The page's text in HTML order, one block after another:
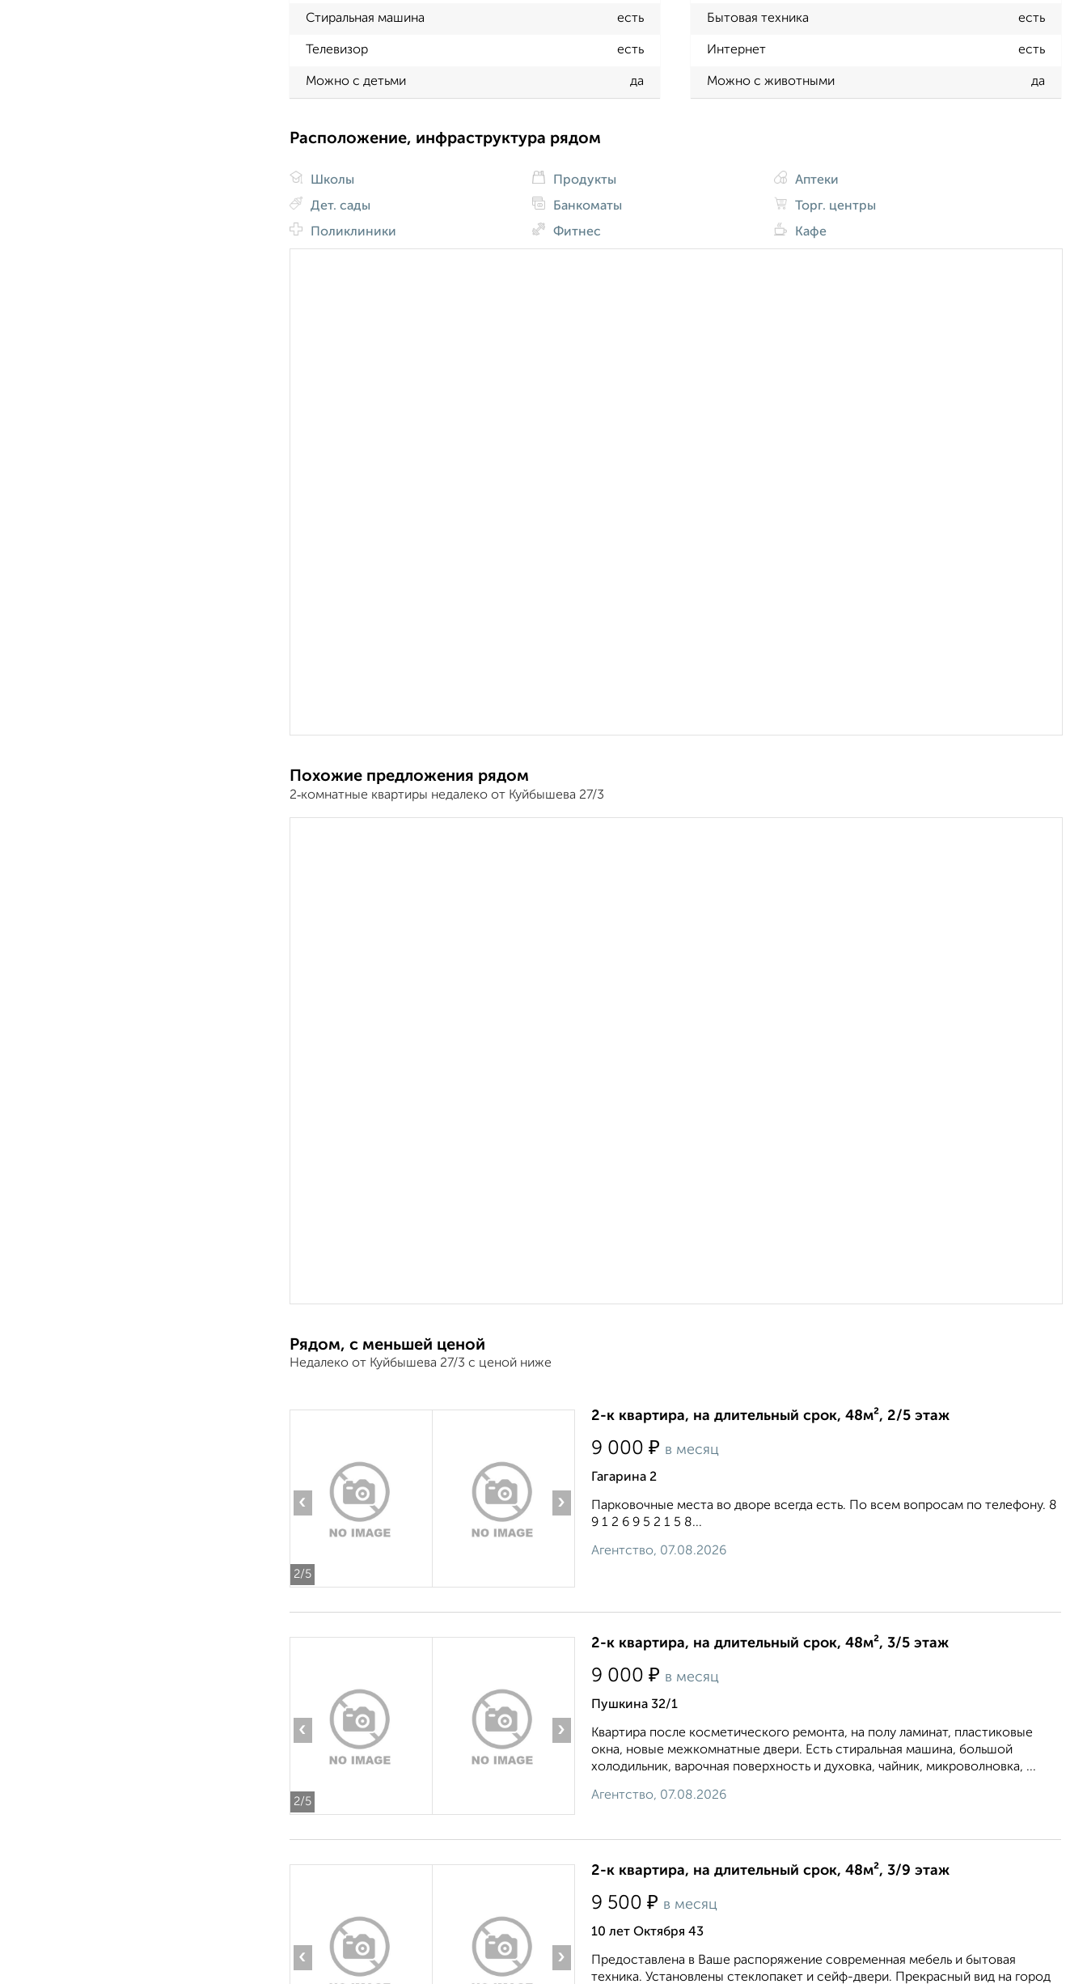
Стиральная машина есть Бытовая техника есть
Телевизор есть Интернет есть
Можно с детьми да Можно с животными да
Расположение, инфраструктура рядом
Школы
Дет. сады
Поликлиники
Продукты
Банкоматы
Фитнес
Аптеки
Торг. центры
Кафе
Похожие предложения рядом
2‑комнатные квартиры недалеко от Куйбышева 27/3
Рядом, с меньшей ценой
Недалеко от Куйбышева 27/3 с ценой ниже
2/5
‹ ›
2-к квартира, на длительный срок, 48м², 2/5 этаж
9 000 ₽ в месяц
Гагарина 2
Парковочные места во дворе всегда есть. По всем вопросам по телефону. 8
9 1 2 6 9 5 2 1 5 8...
Агентство, 07.08.2026
2/5
‹ ›
2-к квартира, на длительный срок, 48м², 3/5 этаж
9 000 ₽ в месяц
Пушкина 32/1
Квартира после косметического ремонта, на полу ламинат, пластиковые
окна, новые межкомнатные двери. Есть стиральная машина, большой
холодильник, варочная поверхность и духовка, чайник, микроволновка, ...
Агентство, 07.08.2026
‹ ›
2-к квартира, на длительный срок, 48м², 3/9 этаж
9 500 ₽ в месяц
10 лет Октября 43
Предоставлена в Ваше распоряжение современная мебель и бытовая
техника. Установлены стеклопакет и сейф-двери. Прекрасный вид на город